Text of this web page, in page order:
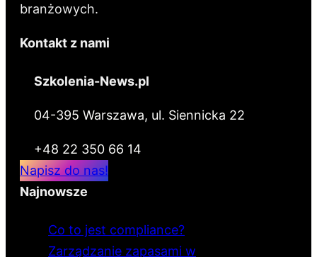
branżowych.
Kontakt z nami
Szkolenia-News.pl
04-395 Warszawa, ul. Siennicka 22
+48 22 350 66 14
Napisz do nas!
Najnowsze
Co to jest compliance?
Zarządzanie zapasami w